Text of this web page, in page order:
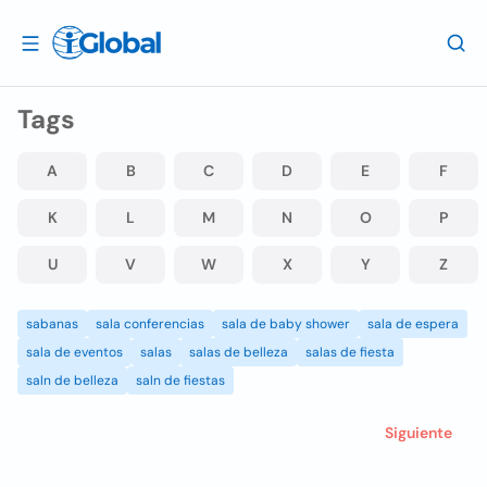
Tags
A B C D E F
K L M N O P
U V W X Y Z
sabanas sala conferencias sala de baby shower
sala de espera
sala de eventos
salas salas de belleza
salas de fiesta
saln de belleza
saln de fiestas
Siguiente